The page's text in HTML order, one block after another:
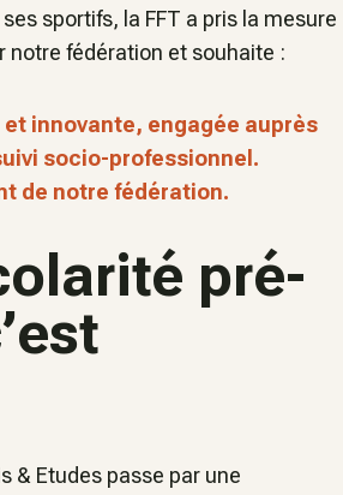
sportifs, la FFT a pris la mesure
notre fédération et souhaite :
innovante, engagée auprès
socio-professionnel.
de notre fédération.
pré-
& Etudes passe par une